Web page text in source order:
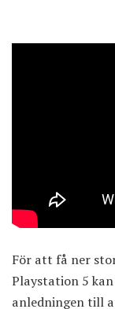
För att få ner
Playstation 5
anledningen till